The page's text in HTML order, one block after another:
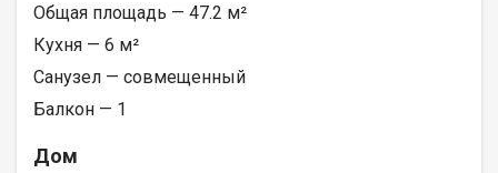
Общая площадь — 47.2 м²
Кухня — 6 м²
Санузел — совмещенный
Балкон — 1
Дом